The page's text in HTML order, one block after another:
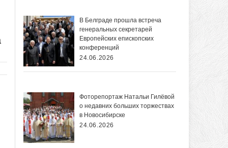
В Белграде прошла встреча
генеральных секретарей
Европейских епископских
конференций
24.06.2026
Фоторепортаж Натальи Гилёвой
о недавних больших торжествах
в Новосибирске
24.06.2026